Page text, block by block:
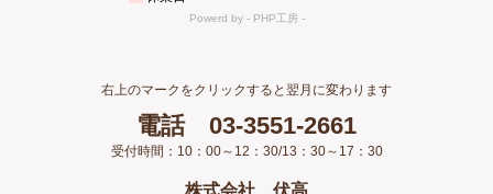
右上のマークをクリックすると翌月に変わります
電話 03-3551-2661
受付時間：10：00～12：30/13：30～17：30
株式会社 伏高